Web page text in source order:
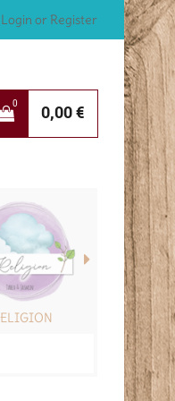
Login or Register
0 0,00€